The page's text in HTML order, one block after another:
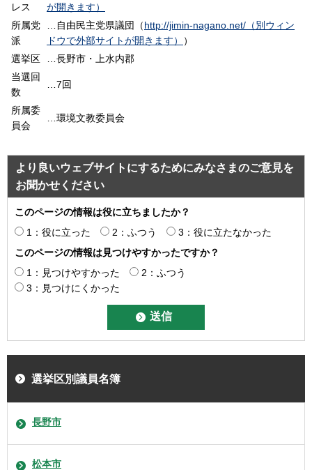
レス
が開きます）
所属党
派
…自由民主党県議団（http://jimin-nagano.net/（別ウィン
ドウで外部サイトが開きます）
）
選挙区
…長野市・上水内郡
当選回
数
…7回
所属委
員会
…環境文教委員会
より良いウェブサイトにするためにみなさまのご意見を
お聞かせください
このページの情報は役に立ちましたか？
1：役に立った
2：ふつう
3：役に立たなかった
このページの情報は見つけやすかったですか？
1：見つけやすかった
2：ふつう
3：見つけにくかった
選挙区別議員名簿
長野市
松本市